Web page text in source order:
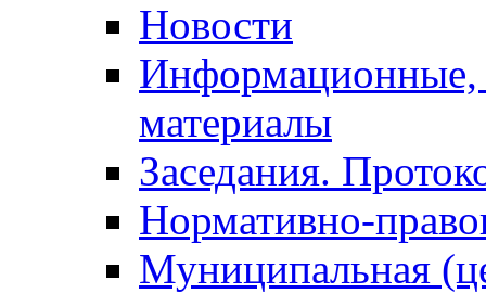
Новости
Информационные,
материалы
Заседания.
Нормативно-
Муниципальная